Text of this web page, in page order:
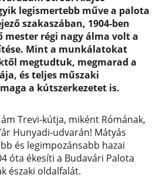
legismertebb műve a palota
szakaszában, 1904-ben
régi nagy álma volt a
Mint a munkálatokat
megtudtuk, megmarad a
és teljes műszaki
a kútszerkezetet is.
Trevi-kútja, miként Rómának,
Hunyadi-udvarán! Mátyás
és legimpozánsabb hazai
óta ékesíti a Budavári Palota
északi oldalfalát.